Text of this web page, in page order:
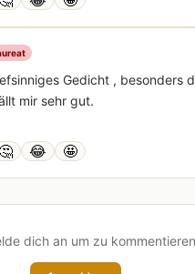
Gedicht , besonders
mir sehr gut.
🤔 😂 🤩
dich an um zu